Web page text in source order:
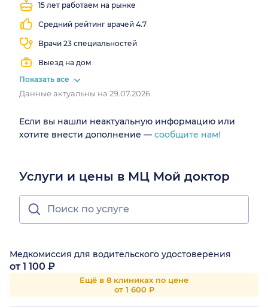
15 лет работаем на рынке
Средний рейтинг врачей 4.7
Врачи 23 специальностей
Выезд на дом
выходные
Показать все
Данные актуальны на 29.07.2026
Если вы нашли неактуальную информацию или
хотите внести дополнение — сообщите нам!
Услуги и цены в МЦ Мой доктор
Медкомиссия для водительского удостоверения
от 1 100 ₽
Ещё в 8 клиниках по цене
от 1 600 Р